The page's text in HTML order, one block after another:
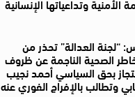
“لجنة العدالة” تحذر من
الصحية الناجمة عن ظروف
بحق السياسي أحمد نجيب
وتطالب بالإفراج الفوري عنه